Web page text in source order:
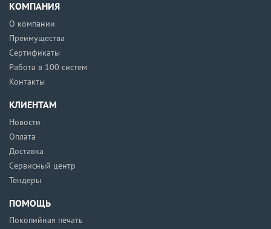
КОМПАНИЯ
О компании
Преимущества
Сертификаты
Работа в 100 систем
Контакты
КЛИЕНТАМ
Новости
Оплата
Доставка
Сервисный центр
Тендеры
ПОМОЩЬ
Покопийная печать